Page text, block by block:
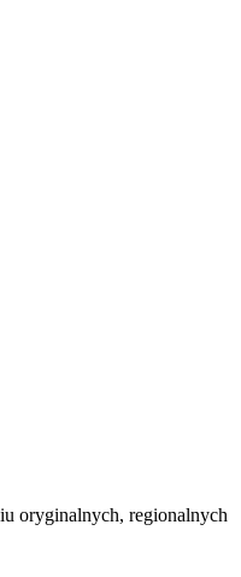
oryginalnych, regionalnych